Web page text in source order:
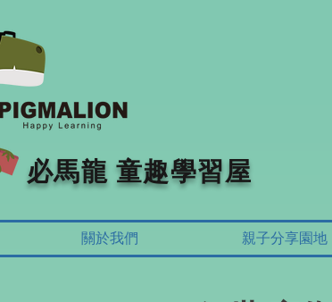
關於我們 親子分享園地
必馬龍 童趣學習屋